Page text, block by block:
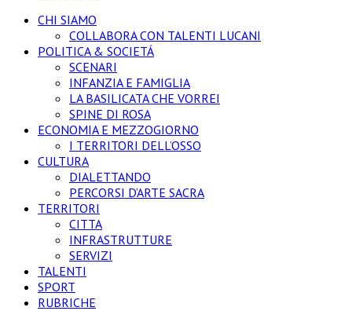
CHI SIAMO
COLLABORA CON TALENTI LUCANI
POLITICA & SOCIETÁ
SCENARI
INFANZIA E FAMIGLIA
LA BASILICATA CHE VORREI
SPINE DI ROSA
ECONOMIA E MEZZOGIORNO
I TERRITORI DELL’OSSO
CULTURA
DIALETTANDO
PERCORSI D’ARTE SACRA
TERRITORI
CITTA
INFRASTRUTTURE
SERVIZI
TALENTI
SPORT
RUBRICHE